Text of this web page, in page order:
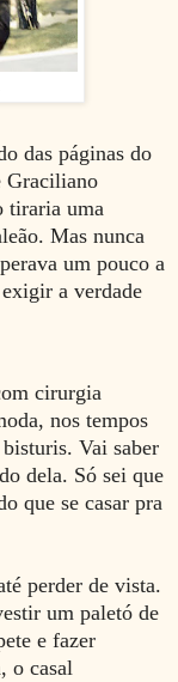
das páginas do
Graciliano
tiraria uma
Mas nunca
um pouco a
a verdade
cirurgia
nos tempos
Vai saber
dela. Só sei que
que se casar pra
perder de vista.
um paletó de
e fazer
o casal